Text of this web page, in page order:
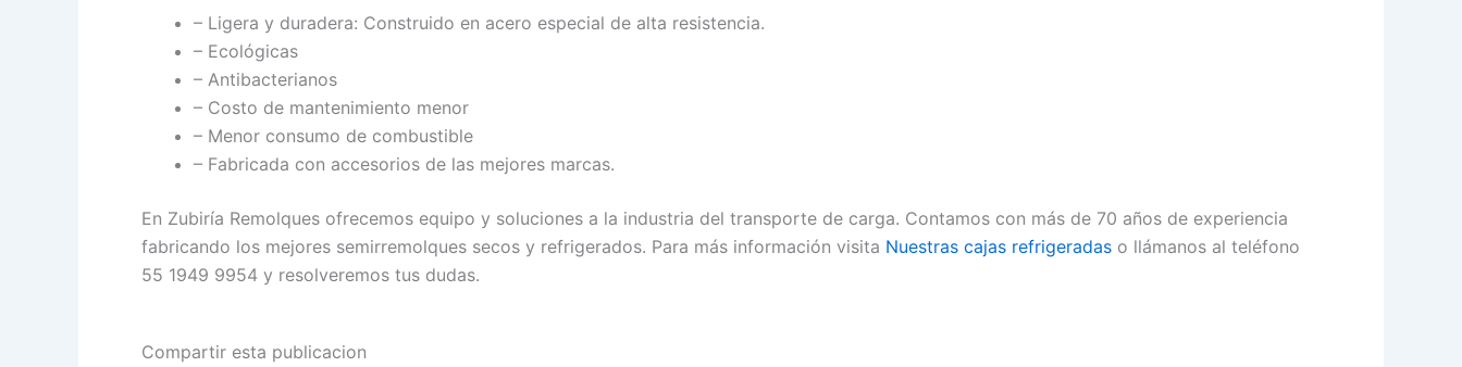
– Ligera y duradera: Construido en acero especial de alta resistencia.
– Ecológicas
– Antibacterianos
– Costo de mantenimiento menor
– Menor consumo de combustible
– Fabricada con accesorios de las mejores marcas.
En Zubiría Remolques ofrecemos equipo y soluciones a la industria del transporte de carga. Contamos con más de 70 años de experiencia
fabricando los mejores semirremolques secos y refrigerados. Para más información visita Nuestras cajas refrigeradas o llámanos al teléfono
55 1949 9954 y resolveremos tus dudas.
Compartir esta publicacion